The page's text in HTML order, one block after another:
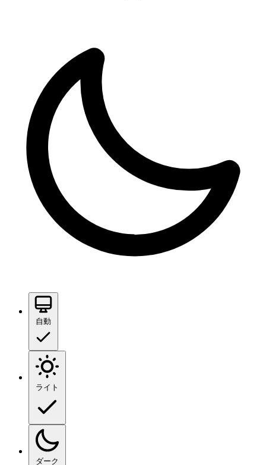
自動
ライト
ダーク